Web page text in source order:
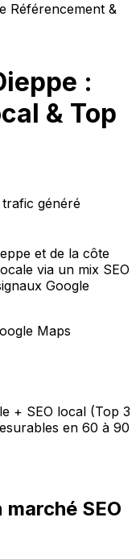
Référencement &
:
& Top
généré
et de la côte
via un mix SEO
Google
Maps
+ SEO local (Top 3
en 60 à 90
SEO